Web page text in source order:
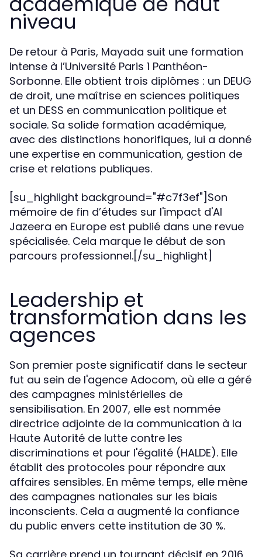
niveau
De retour à Paris, Mayada suit une formation
intense à l’Université Paris 1 Panthéon-
Sorbonne. Elle obtient trois diplômes : un DEUG
de droit, une maîtrise en sciences politiques
et un DESS en communication politique et
sociale. Sa solide formation académique,
avec des distinctions honorifiques, lui a donné
une expertise en communication, gestion de
crise et relations publiques.
[su_highlight background="#c7f3ef"]Son
mémoire de fin d’études sur l'impact d'Al
Jazeera en Europe est publié dans une revue
spécialisée. Cela marque le début de son
parcours professionnel.[/su_highlight]
Leadership et
transformation dans les
agences
Son premier poste significatif dans le secteur
fut au sein de l'agence Adocom, où elle a géré
des campagnes ministérielles de
sensibilisation. En 2007, elle est nommée
directrice adjointe de la communication à la
Haute Autorité de lutte contre les
discriminations et pour l'égalité (HALDE). Elle
établit des protocoles pour répondre aux
affaires sensibles. En même temps, elle mène
des campagnes nationales sur les biais
inconscients. Cela a augmenté la confiance
du public envers cette institution de 30 %.